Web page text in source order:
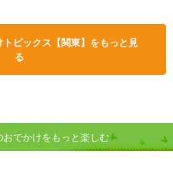
ピックス【関東】をもっと見
る
でかけをもっと楽しむ